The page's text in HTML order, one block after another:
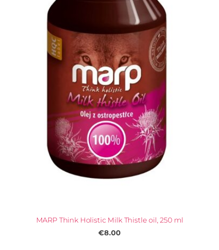
MARP Think Holistic Milk Thistle oil, 250 ml
€8.00